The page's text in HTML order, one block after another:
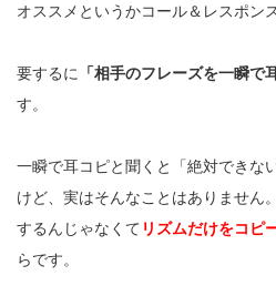
オススメというかコール＆レスポン
要するに 「相手のフレーズを一瞬で
す。
一瞬で耳コピと聞くと「絶対できな
けど、実はそんなことはありません
するんじゃなくて リズムだけをコピ
らです。